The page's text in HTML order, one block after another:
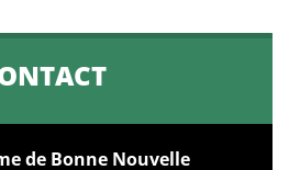
de Bonne Nouvelle